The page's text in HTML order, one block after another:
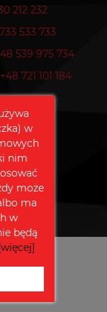
212 232
533 733
539 975 734
+48 721 101 184
Błeszno
w
nim
może
ma
w
będą